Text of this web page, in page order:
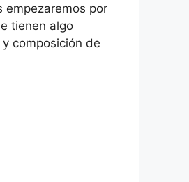
empezaremos por
tienen algo
composición de